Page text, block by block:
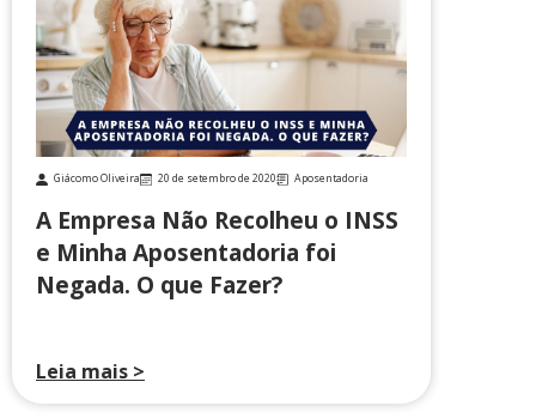
Giácomo Oliveira 20 de setembro de 2020 Aposentadoria
A Empresa Não Recolheu o INSS
e Minha Aposentadoria foi
Negada. O que Fazer?
Leia mais >